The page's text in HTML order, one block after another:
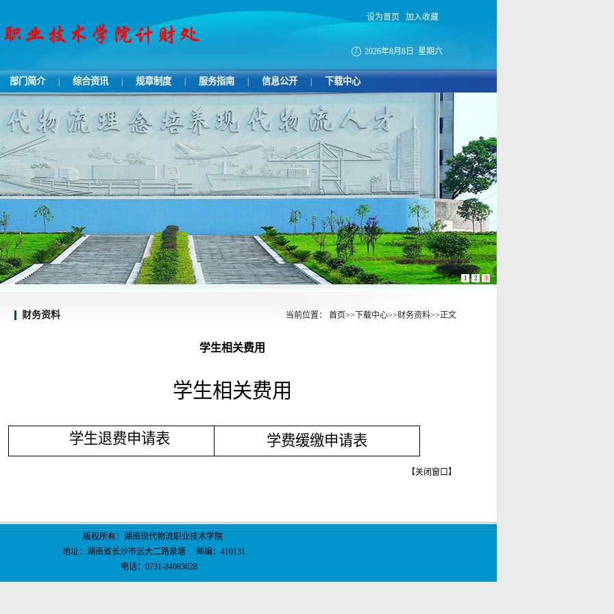
设为首页 加入收藏
2026年8月8日 星期六
部门简介 综合资讯 规章制度 服务指南 信息公开 下载中心
1 2 3
财务资料 当前位置： 首页>> 下载中心>>财务资料>>正文
学生相关费用
学生相关费用
学生退费申请表 学费缓缴申请表
【关闭窗口】
版权所有：湖南现代物流职业技术学院
地址：湖南省长沙市远大二路泉塘 邮编：410131
电话：0731-84083628